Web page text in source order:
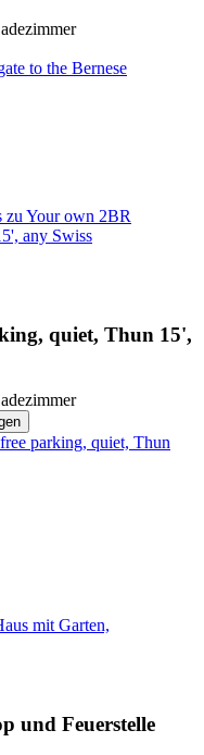
to the Bernese
zu Your own 2BR
any Swiss
quiet, Thun 15',
parking, quiet, Thun
mit Garten,
und Feuerstelle